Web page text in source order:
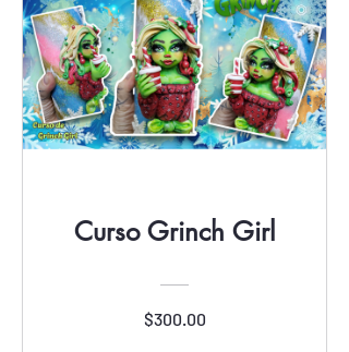
Curso Grinch Girl
$300.00